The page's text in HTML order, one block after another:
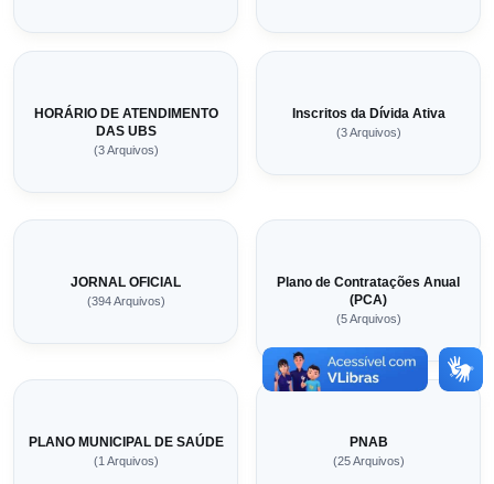
HORÁRIO DE ATENDIMENTO
DAS UBS
(3 Arquivos)
Inscritos da Dívida Ativa
(3 Arquivos)
JORNAL OFICIAL
(394 Arquivos)
Plano de Contratações Anual
(PCA)
(5 Arquivos)
PLANO MUNICIPAL DE SAÚDE
(1 Arquivos)
PNAB
(25 Arquivos)